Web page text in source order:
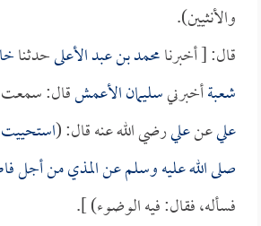
والأنثيين).
قال: [ أخبرنامحمد بن عبد الأعلىحدثنا
شعبةأخبرنيسليمان الأعمشقال:
عليعنعليرضي الله عنه قال: (
صلى الله عليه وسلم عن المذي من أجل
فسأله، فقال: فيه الوضوء) ].